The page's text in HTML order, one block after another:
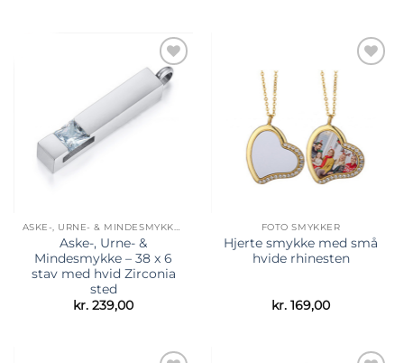
Tilføj til
ønskeliste
ASKE-, URNE- & MINDESMYKKER
Aske-, Urne- &
Mindesmykke – 38 x 6
stav med hvid Zirconia
sted
kr. 239,00
Tilføj til
ønskeliste
FOTO SMYKKER
Hjerte smykke med små
hvide rhinesten
kr. 169,00